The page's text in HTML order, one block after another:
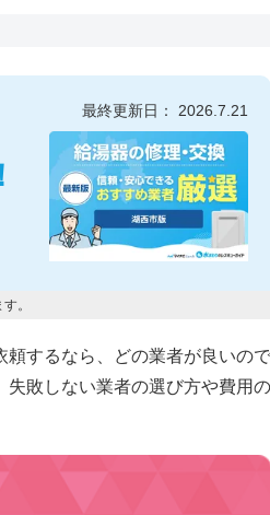
最終更新日： 2026.7.21
。
するなら、どの業者が良いので
失敗しない業者の選び方や費用の